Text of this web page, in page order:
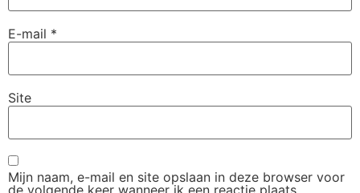
E-mail *
Site
Mijn naam, e-mail en site opslaan in deze browser voor
de volgende keer wanneer ik een reactie plaats.